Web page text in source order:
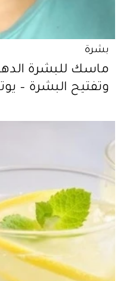
بشرة
ماسك للبشرة
وتفتيح البشرة –